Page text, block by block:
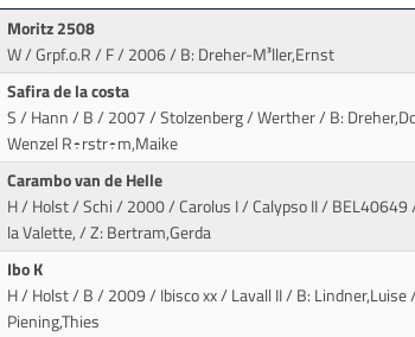
Moritz 2508
W / Grpf.o.R / F / 2006/ B: Dreher-M³ller,Ernst
Safira de la costa
S / Hann / B / 2007 / Stolzenberg / Werther/ B:
Wenzel R÷rstr÷m,Maike
Carambo van de Helle
H / Holst / Schi / 2000 / Carolus I / Calypso II/ BEL40649
la Valette, / Z: Bertram,Gerda
Ibo K
H / Holst / B / 2009 / Ibisco xx / Lavall II/ B: Lindner,Luise
Piening,Thies